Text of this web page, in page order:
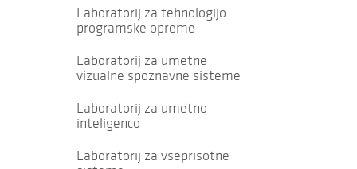
Laboratorij za tehnologijo
programske opreme
Laboratorij za umetne
vizualne spoznavne sisteme
Laboratorij za umetno
inteligenco
Laboratorij za vseprisotne